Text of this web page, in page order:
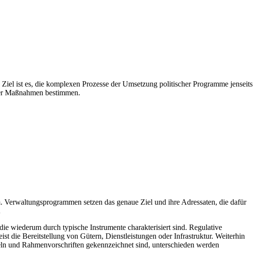
ist es, die komplexen Prozesse der Umsetzung politischer Programme jenseits
Maßnahmen bestimmen.
setzen das genaue Ziel und ihre Adressaten, die dafür
wiederum durch typische Instrumente charakterisiert sind. Regulative
die Bereitstellung von Gütern, Dienstleistungen oder Infrastruktur. Weiterhin
und Rahmenvorschriften gekennzeichnet sind, unterschieden werden